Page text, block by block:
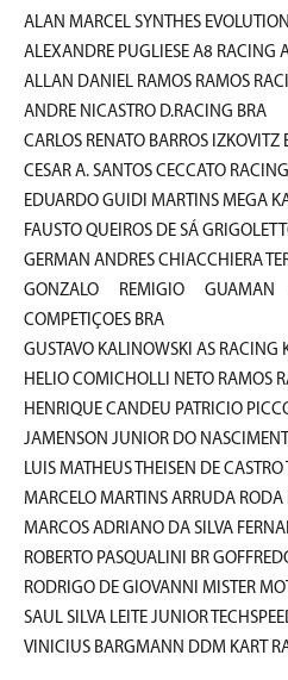
ALAN MARCEL SYNTHES
ALEXANDRE PUGLIESE A8 RACING
ALLAN DANIEL RAMOS RAMOS
ANDRE NICASTRO D.RACING BRA
CARLOS RENATO BARROS IZKOVITZ
CESAR A. SANTOS CECCATO
EDUARDO GUIDI MARTINS MEGA
FAUSTO QUEIROS DE SÁ
GERMAN ANDRES CHIACCHIERA
GONZALO REMIGIO GUAMAN
COMPETIÇOES BRA
GUSTAVO KALINOWSKI AS RACING
HELIO COMICHOLLI NETO RAMOS
HENRIQUE CANDEU PATRICIO
JAMENSON JUNIOR DO
LUIS MATHEUS THEISEN DE
MARCELO MARTINS ARRUDA RODA
MARCOS ADRIANO DA SILVA
ROBERTO PASQUALINI BR
RODRIGO DE GIOVANNI MISTER
SAUL SILVA LEITE JUNIOR
VINICIUS BARGMANN DDM KART